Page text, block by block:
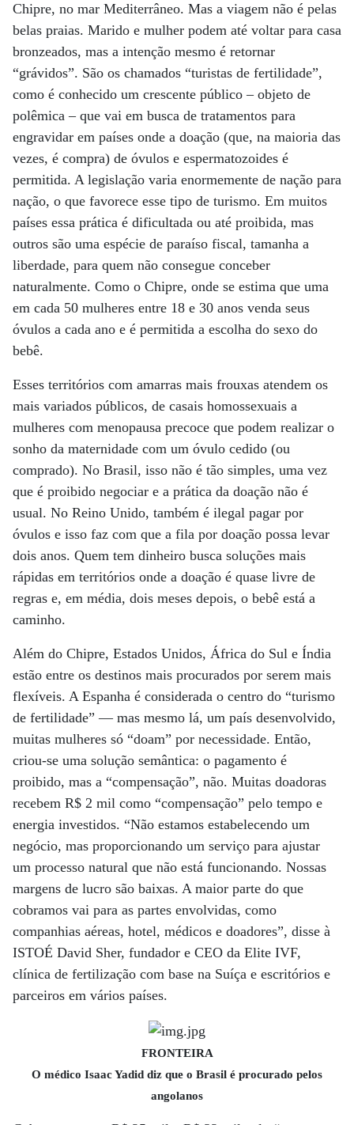
Chipre, no mar Mediterrâneo. Mas a viagem não é pelas
belas praias. Marido e mulher podem até voltar para casa
bronzeados, mas a intenção mesmo é retornar
“grávidos”. São os chamados “turistas de fertilidade”,
como é conhecido um crescente público – objeto de
polêmica – que vai em busca de tratamentos para
engravidar em países onde a doação (que, na maioria das
vezes, é compra) de óvulos e espermatozoides é
permitida. A legislação varia enormemente de nação para
nação, o que favorece esse tipo de turismo. Em muitos
países essa prática é dificultada ou até proibida, mas
outros são uma espécie de paraíso fiscal, tamanha a
liberdade, para quem não consegue conceber
naturalmente. Como o Chipre, onde se estima que uma
em cada 50 mulheres entre 18 e 30 anos venda seus
óvulos a cada ano e é permitida a escolha do sexo do
bebê.
Esses territórios com amarras mais frouxas atendem os
mais variados públicos, de casais homossexuais a
mulheres com menopausa precoce que podem realizar o
sonho da maternidade com um óvulo cedido (ou
comprado). No Brasil, isso não é tão simples, uma vez
que é proibido negociar e a prática da doação não é
usual. No Reino Unido, também é ilegal pagar por
óvulos e isso faz com que a fila por doação possa levar
dois anos. Quem tem dinheiro busca soluções mais
rápidas em territórios onde a doação é quase livre de
regras e, em média, dois meses depois, o bebê está a
caminho.
Além do Chipre, Estados Unidos, África do Sul e Índia
estão entre os destinos mais procurados por serem mais
flexíveis. A Espanha é considerada o centro do “turismo
de fertilidade” — mas mesmo lá, um país desenvolvido,
muitas mulheres só “doam” por necessidade. Então,
criou-se uma solução semântica: o pagamento é
proibido, mas a “compensação”, não. Muitas doadoras
recebem R$ 2 mil como “compensação” pelo tempo e
energia investidos. “Não estamos estabelecendo um
negócio, mas proporcionando um serviço para ajustar
um processo natural que não está funcionando. Nossas
margens de lucro são baixas. A maior parte do que
cobramos vai para as partes envolvidas, como
companhias aéreas, hotel, médicos e doadores”, disse à
ISTOÉ David Sher, fundador e CEO da Elite IVF,
clínica de fertilização com base na Suíça e escritórios e
parceiros em vários países.
FRONTEIRA
O médico Isaac Yadid diz que o Brasil é procurado pelos
angolanos